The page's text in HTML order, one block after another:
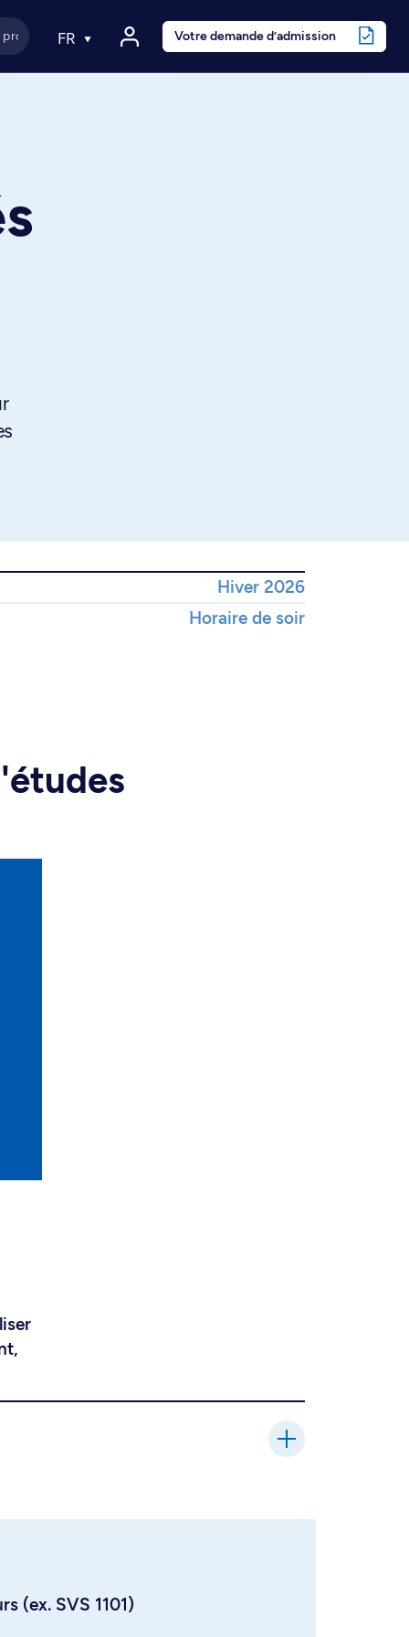
FR Votre demande d’admission
Hiver 2026
Horaire de soir
(ex. SVS 1101)